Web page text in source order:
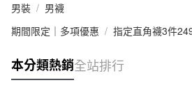
每筆NT$65，滿NT$1,000(含以上)免運費
每筆NT$150，滿NT$2,000(含以上)免運費
男裝
男襪
期間限定｜多項優惠
指定直角襪3件
本分類熱銷全站排行